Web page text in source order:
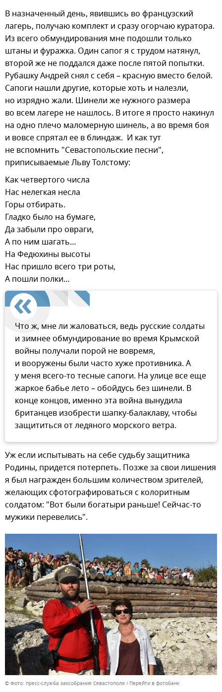
В назначенный день, явившись во французский
лагерь, получаю комплект и сразу огорчаю куратора.
Из всего обмундирования мне подошли только
штаны и фуражка. Один сапог я с трудом натянул,
второй же не поддался даже после пятой попытки.
Рубашку Андрей снял с себя – красную вместо белой.
Сапоги нашли другие, которые хоть и налезли,
но изрядно жали. Шинели же нужного размера
во всем лагере не нашлось. В итоге я просто накинул
на одно плечо маломерную шинель, а во время боя
и вовсе спрятал ее в блиндаж. И как тут
не вспомнить "Севастопольские песни",
приписываемые Льву Толстому:
Как четвертого числа
Нас нелегкая несла
Горы отбирать.
Гладко было на бумаге,
Да забыли про овраги,
А по ним шагать…
На Федюхины высоты
Нас пришло всего три роты,
А пошли полки…
Что ж, мне ли жаловаться, ведь русские солдаты
и зимнее обмундирование во время Крымской
войны получали порой не вовремя,
и вооружены были часто хуже противника. А
у меня всего-то тесные сапоги. На улице все еще
жаркое бабье лето – обойдусь без шинели. В
конце концов, именно эта война вынудила
британцев изобрести шапку-балаклаву, чтобы
защититься от ледяного морского ветра.
Уж если испытывать на себе судьбу защитника
Родины, придется потерпеть. Позже за свои лишения
я был награжден большим количеством зрителей,
желающих сфотографироваться с колоритным
солдатом: "Вот были богатыри раньше! Сейчас-то
мужики перевелись".
© Фото: пресс-служба заксобрания Севастополя Перейти в фотобанк